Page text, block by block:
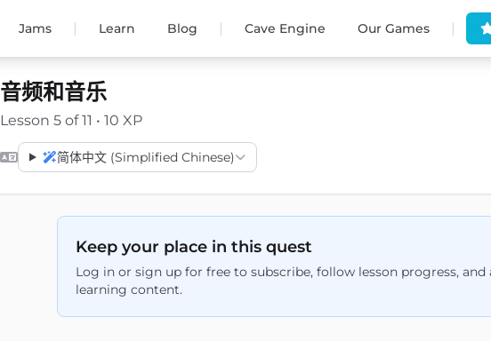
Jams | Learn Blog | Cave Engine Our Games |
音频和音乐
Lesson 5 of 11 • 10 XP
简体中文 (Simplified Chinese)
Keep your place in this quest
Log in or sign up for free to subscribe, follow lesson progress, and
learning content.